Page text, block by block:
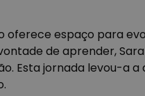
espaço para
de aprender,
Esta jornada levou-a